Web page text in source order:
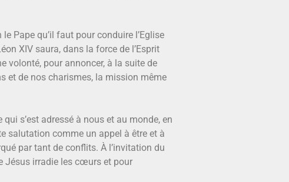
Pape qu’il faut pour conduire l’Eglise
XIV saura, dans la force de l’Esprit
volonté, pour annoncer, à la suite de
et de nos charismes, la mission même
s’est adressé à nous et au monde, en
salutation comme un appel à être et à
par tant de conflits. À l’invitation du
Jésus irradie les cœurs et pour